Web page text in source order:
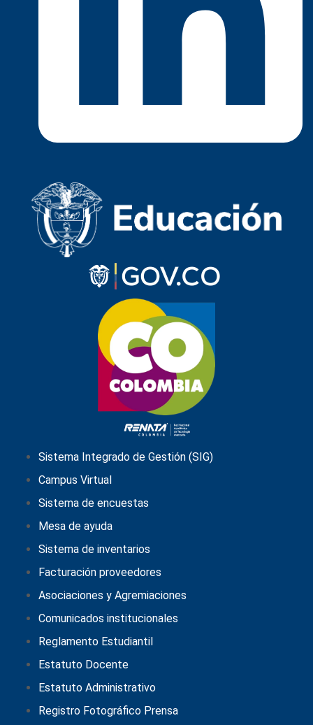
Sistema Integrado de Gestión (SIG)
Campus Virtual
Sistema de encuestas
Mesa de ayuda
Sistema de inventarios
Facturación proveedores
Asociaciones y Agremiaciones
Comunicados institucionales
Reglamento Estudiantil
Estatuto Docente
Estatuto Administrativo
Registro Fotográfico Prensa